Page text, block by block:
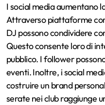
I social media aumentano
Attraverso piattaforme
DJ possono condividere
Questo consente loro di
pubblico. I follower
eventi. Inoltre, i social
costruire un brand
serate nei club raggiunge